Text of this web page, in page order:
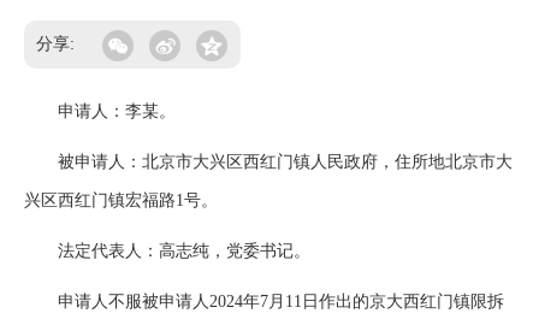
分享:
申请人：李某。
被申请人：北京市大兴区西红门镇人民政府，住所地北京市大
兴区西红门镇宏福路1号。
法定代表人：高志纯，党委书记。
申请人不服被申请人2024年7月11日作出的京大西红门镇限拆